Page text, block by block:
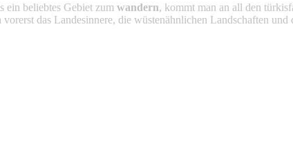
ein beliebtes Gebiet zum wandern, kommt man an all den
das Landesinnere, die wüstenähnlichen Landschaften